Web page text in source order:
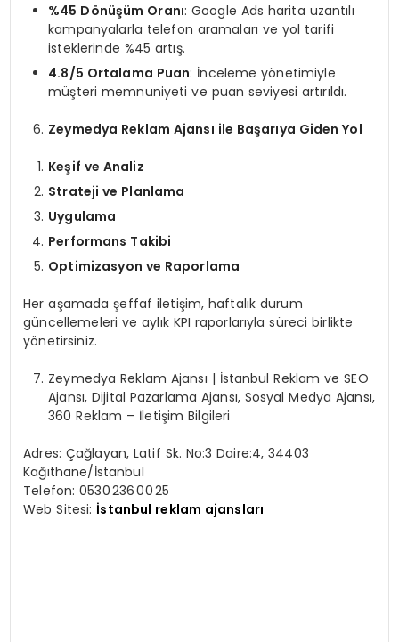
%45 Dönüşüm Oranı: Google Ads harita uzantılı
kampanyalarla telefon aramaları ve yol tarifi
isteklerinde %45 artış.
4.8/5 Ortalama Puan: İnceleme yönetimiyle
müşteri memnuniyeti ve puan seviyesi artırıldı.
Zeymedya Reklam Ajansı ile Başarıya Giden Yol
Keşif ve Analiz
Strateji ve Planlama
Uygulama
Performans Takibi
Optimizasyon ve Raporlama
Her aşamada şeffaf iletişim, haftalık durum
güncellemeleri ve aylık KPI raporlarıyla süreci birlikte
yönetirsiniz.
Zeymedya Reklam Ajansı | İstanbul Reklam ve SEO
Ajansı, Dijital Pazarlama Ajansı, Sosyal Medya Ajansı,
360 Reklam – İletişim Bilgileri
Adres: Çağlayan, Latif Sk. No:3 Daire:4, 34403
Kağıthane/İstanbul
Telefon: 0530 236 00 25
Web Sitesi: İstanbul reklam ajansları